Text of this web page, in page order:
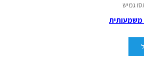
גמיש
משמעותית